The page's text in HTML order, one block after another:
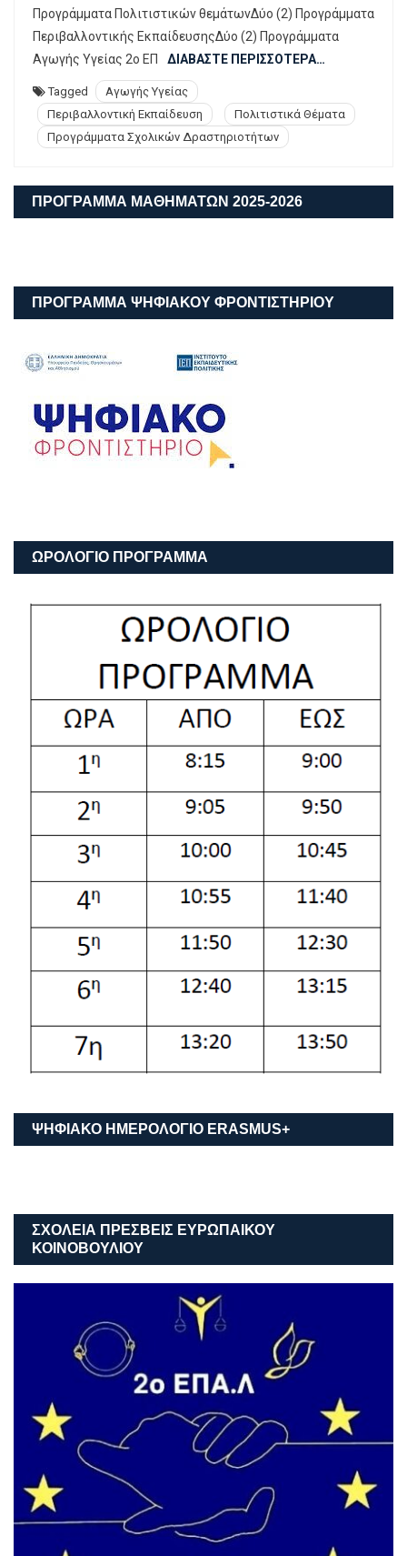
Προγράμματα Πολιτιστικών θεμάτωνΔύο (2) Προγράμματα
Περιβαλλοντικής ΕκπαίδευσηςΔύο (2) Προγράμματα
Αγωγής Υγείας 2ο ΕΠ
ΔΙΑΒΆΣΤΕ ΠΕΡΙΣΣΌΤΕΡΑ…
Tagged
Αγωγής Υγείας
Περιβαλλοντική Εκπαίδευση
Πολιτιστικά Θέματα
Προγράμματα Σχολικών Δραστηριοτήτων
ΠΡΟΓΡΑΜΜΑ ΜΑΘΗΜΑΤΩΝ 2025-2026
ΠΡΟΓΡΑΜΜΑ ΨΗΦΙΑΚΟΥ ΦΡΟΝΤΙΣΤΗΡΙΟΥ
ΩΡΟΛΟΓΙΟ ΠΡΟΓΡΑΜΜΑ
ΨΗΦΙΑΚΟ ΗΜΕΡΟΛΟΓΙΟ ΕRASMUS+
ΣΧΟΛΕΙΑ ΠΡΕΣΒΕΙΣ ΕΥΡΩΠΑΙΚΟΥ
ΚΟΙΝΟΒΟΥΛΙΟΥ